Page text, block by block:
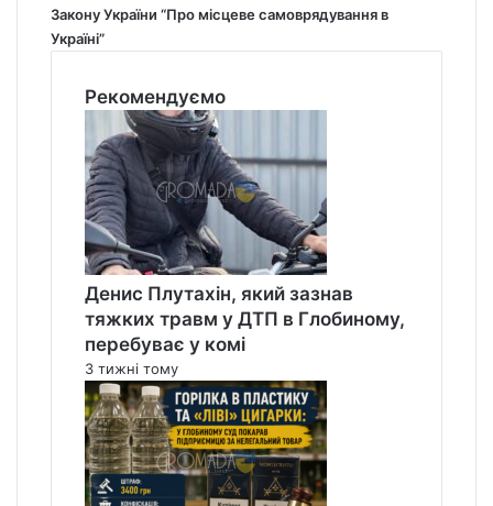
Закону України “Про місцеве самоврядування в
Україні”
Рекомендуємо
Денис Плутахін, який зазнав
тяжких травм у ДТП в Глобиному,
перебуває у комі
3 тижні тому